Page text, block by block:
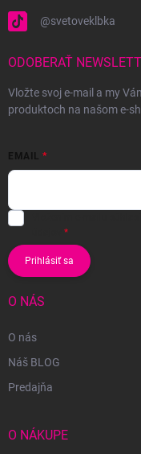
@svetoveklbka
ODOBERAŤ
Vložte svoj e-mail a my
produktoch na našom e-
EMAIL
Prihlásiť sa
O NÁS
O nás
Náš BLOG
Predajňa
O NÁKUPE